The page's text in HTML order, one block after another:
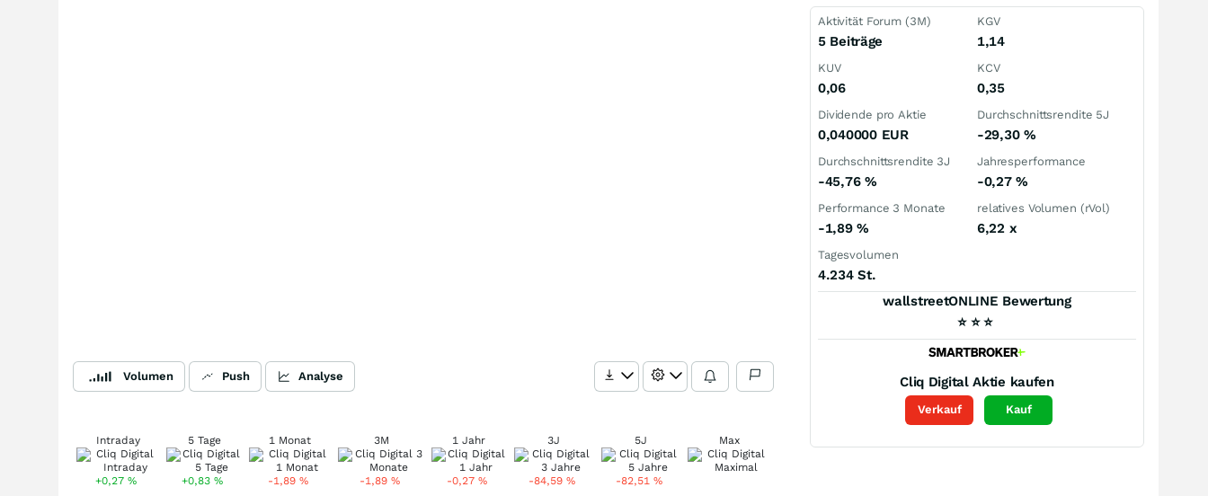
Volumen Push Analyse
Intraday
+0,27%
5 Tage
+0,83%
1 Monat
-1,89%
3M
-1,89 %
1 Jahr
-0,27%
3J
-84,59%
5J
-82,51%
Max
Aktivität Forum (3M)
5 Beiträge
KGV
1,14
KUV
0,06
KCV
0,35
Dividende pro Aktie
0,040000 EUR
Durchschnittsrendite 5J
-29,30 %
Durchschnittsrendite 3J
-45,76 %
Jahresperformance
-0,27%
Performance 3 Monate
-1,89%
relatives Volumen (rVol)
6,22 x
Tagesvolumen
4.234 St.
wallstreetONLINE Bewertung
⭐ ⭐ ⭐
Cliq Digital Aktie kaufen
Verkauf Kauf